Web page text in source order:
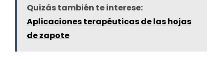
Quizás también te interese:
Aplicaciones terapéuticas de las hojas
de zapote